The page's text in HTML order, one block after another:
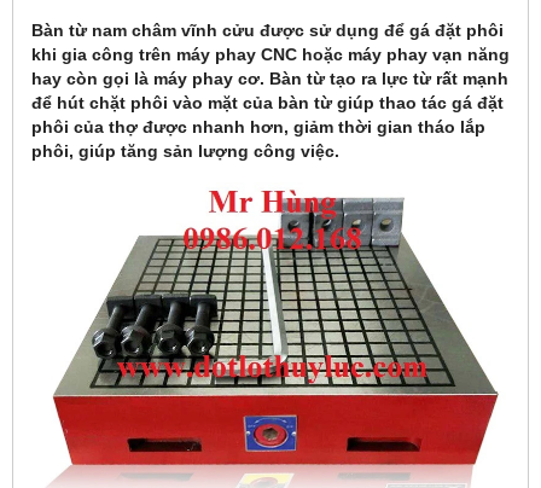
Bàn từ nam châm vĩnh cửu được sử dụng để gá đặt phôi
khi gia công trên máy phay CNC hoặc máy phay vạn năng
hay còn gọi là máy phay cơ. Bàn từ tạo ra lực từ rất mạnh
để hút chặt phôi vào mặt của bàn từ giúp thao tác gá đặt
phôi của thợ được nhanh hơn, giảm thời gian tháo lắp
phôi, giúp tăng sản lượng công việc.